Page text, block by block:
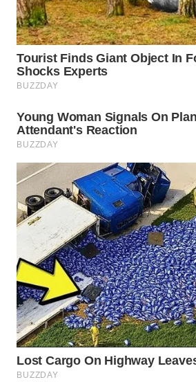
WN
SUKABUMI
WN
WN
PRIANGAN
TIMUR
WN
SEMARANG
WN
SOLO
WN
BOROBUDUR
WN
MADURA